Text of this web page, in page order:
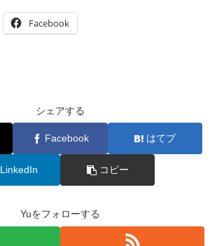
Facebook
シェアする
Facebook はてブ
LinkedIn コピー
Yuをフォローする